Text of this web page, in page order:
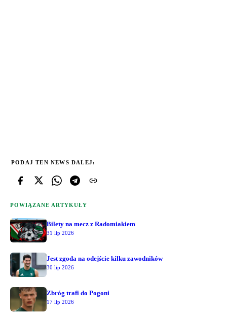
PODAJ TEN NEWS DALEJ:
POWIĄZANE ARTYKUŁY
Bilety na mecz z Radomiakiem
31 lip 2026
Jest zgoda na odejście kilku zawodników
30 lip 2026
Zbróg trafi do Pogoni
17 lip 2026